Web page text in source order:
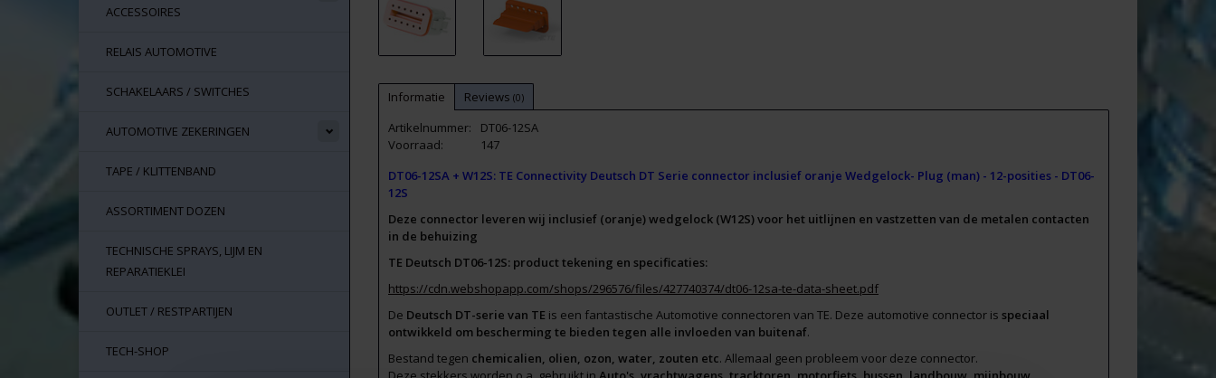
ACCESSOIRES
RELAIS AUTOMOTIVE
SCHAKELAARS / SWITCHES
AUTOMOTIVE ZEKERINGEN
TAPE / KLITTENBAND
ASSORTIMENT DOZEN
TECHNISCHE SPRAYS, LIJM EN
REPARATIEKLEI
OUTLET / RESTPARTIJEN
TECH-SHOP
Informatie Reviews (0)
Artikelnummer:
DT06-12SA
Voorraad:
147
DT06-12SA + W12S: TE Connectivity Deutsch DT Serie connector inclusief oranje Wedgelock- Plug (man) - 12-posities - DT06-
12S
Deze connector leveren wij inclusief (oranje) wedgelock (W12S) voor het uitlijnen en vastzetten van de metalen contacten
in de behuizing
TE Deutsch DT06-12S: product tekening en specificaties:
https://cdn.webshopapp.com/shops/296576/files/427740374/dt06-12sa-te-data-sheet.pdf
De Deutsch DT-serie van TE is een fantastische Automotive connectoren van TE. Deze automotive connector is speciaal
ontwikkeld om bescherming te bieden tegen alle invloeden van buitenaf.
Bestand tegen chemicalien, olien, ozon, water, zouten etc. Allemaal geen probleem voor deze connector.